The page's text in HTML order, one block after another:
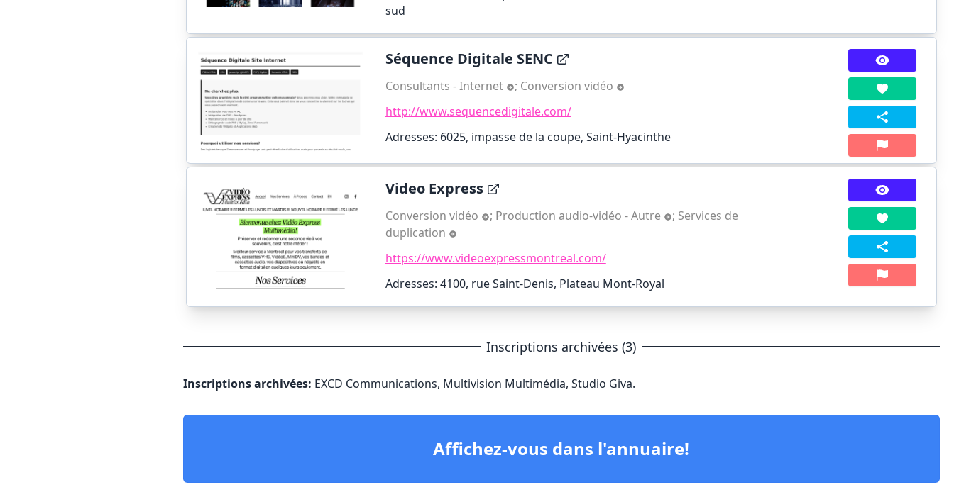
sud
Séquence Digitale SENC
Consultants - Internet ; Conversion vidéo
http://www.sequencedigitale.com/
Adresses: 6025, impasse de la coupe, Saint-Hyacinthe
Video Express
Conversion vidéo ; Production audio-vidéo - Autre ; Services de
duplication
https://www.videoexpressmontreal.com/
Adresses: 4100, rue Saint-Denis, Plateau Mont-Royal
Inscriptions archivées (3)
Inscriptions archivées: EXCD Communications,Multivision Multimédia,Studio Giva.
Affichez-vous dans l'annuaire!